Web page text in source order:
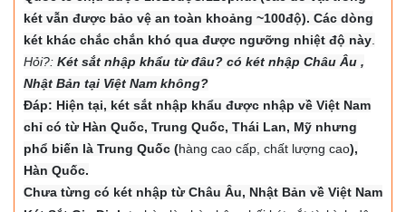
két vẫn được bảo vệ an toàn khoảng ~100độ). Các dòng
két khác chắc chắn khó qua được ngưỡng nhiệt độ này.
Hỏi?: Két sắt nhập khẩu từ đâu? có két nhập Châu Âu ,
Nhật Bản tại Việt Nam không?
Đáp: Hiện tại, két sắt nhập khẩu được nhập về Việt Nam
chỉ có từ Hàn Quốc, Trung Quốc, Thái Lan, Mỹ nhưng
phổ biến là Trung Quốc (hàng cao cấp, chất lượng cao),
Hàn Quốc.
Chưa từng có két nhập từ Châu Âu, Nhật Bản về Việt Nam